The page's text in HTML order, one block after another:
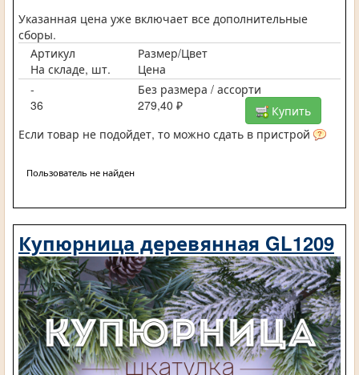
Указанная цена уже включает все дополнительные
сборы.
Артикул
Размер/Цвет
На складе, шт.
Цена
-
Без размера / ассорти
36
279,40 ₽
Купить
Если товар не подойдет, то можно сдать в пристрой
Пользователь не найден
Купюрница деревянная GL1209